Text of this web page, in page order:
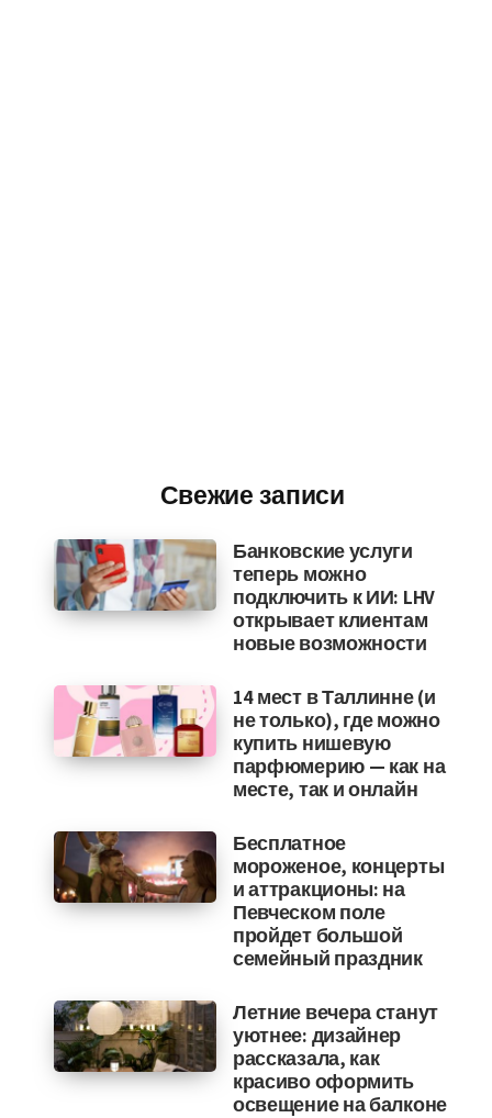
Свежие записи
Банковские услуги
теперь можно
подключить к ИИ: LHV
открывает клиентам
новые возможности
14 мест в Таллинне (и
не только), где можно
купить нишевую
парфюмерию — как на
месте, так и онлайн
Бесплатное
мороженое, концерты
и аттракционы: на
Певческом поле
пройдет большой
семейный праздник
Летние вечера станут
уютнее: дизайнер
рассказала, как
красиво оформить
освещение на балконе